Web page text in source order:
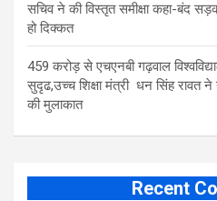
सचिव ने की विस्तृत समीक्षा कहा-बंद
हो दिक्कत
459 करोड़ से एचएनबी गढ़वाल
सुदृढ,उच्च शिक्षा मंत्री धन सिंह रावत ने
की मुलाकात
Recent